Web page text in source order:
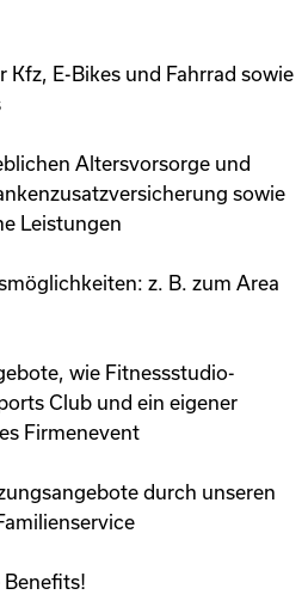
Kfz, E-Bikes und Fahrrad sowie
Altersvorsorge und
sowie
Leistungen
z. B. zum Area
wie Fitnessstudio-
Club und ein eigener
Firmenevent
durch unseren